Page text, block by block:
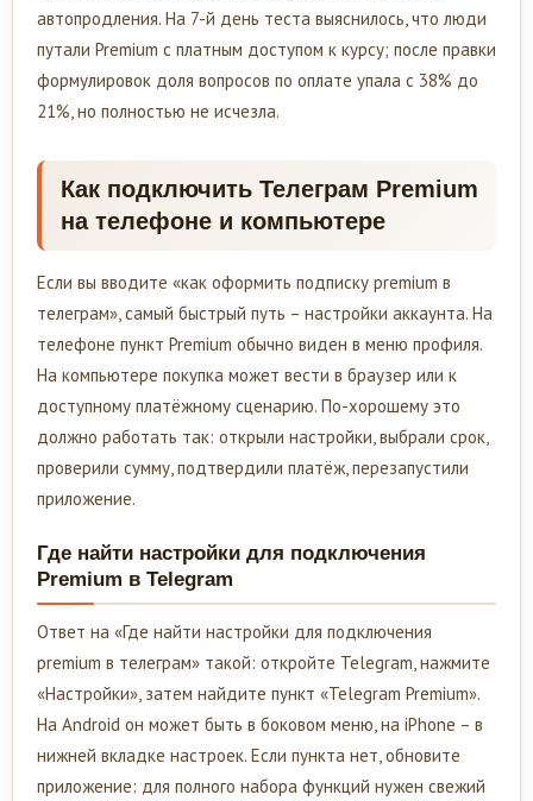
автопродления. На 7-й день теста выяснилось, что люди
путали Premium с платным доступом к курсу; после правки
формулировок доля вопросов по оплате упала с 38% до
21%, но полностью не исчезла.
Как подключить Телеграм Premium
на телефоне и компьютере
Если вы вводите «как оформить подписку premium в
телеграм», самый быстрый путь – настройки аккаунта. На
телефоне пункт Premium обычно виден в меню профиля.
На компьютере покупка может вести в браузер или к
доступному платёжному сценарию. По-хорошему это
должно работать так: открыли настройки, выбрали срок,
проверили сумму, подтвердили платёж, перезапустили
приложение.
Где найти настройки для подключения
Premium в Telegram
Ответ на «Где найти настройки для подключения
premium в телеграм» такой: откройте Telegram, нажмите
«Настройки», затем найдите пункт «Telegram Premium».
На Android он может быть в боковом меню, на iPhone – в
нижней вкладке настроек. Если пункта нет, обновите
приложение: для полного набора функций нужен свежий